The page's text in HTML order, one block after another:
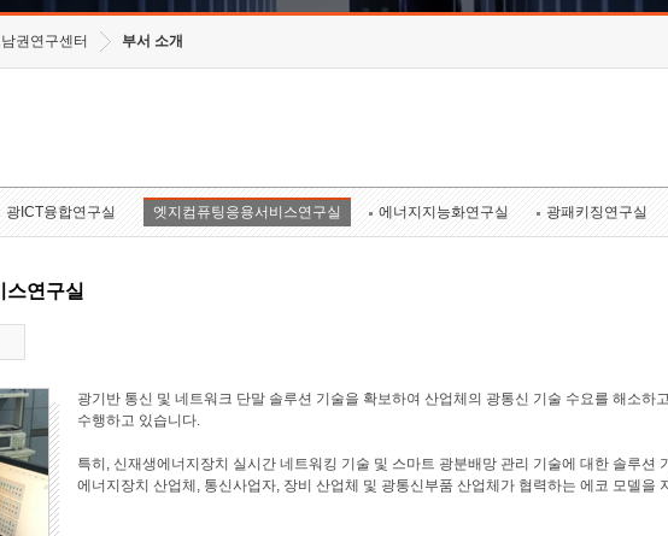
호남권연구본부
기획본부
권연구센터 부서 소개
광ICT융합연구실 엣지컴퓨팅응용서비스연구실 에너지지능화연구실 광패키징연구실
스연구실
광기반 통신 및 네트워크 단말 솔루션 기술을 확보하여 산업체의 광통신 기술 수요를 해소하
수행하고 있습니다.
특히, 신재생에너지장치 실시간 네트워킹 기술 및 스마트 광분배망 관리 기술에 대한 솔루션
에너지장치 산업체, 통신사업자, 장비 산업체 및 광통신부품 산업체가 협력하는 에코 모델을